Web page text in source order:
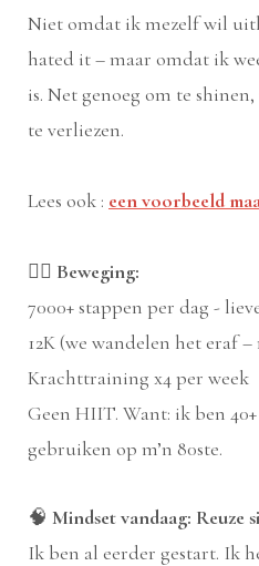
Niet omdat ik mezelf wil
hated it – maar omdat ik
is. Net genoeg om te
te verliezen.
Lees ook : een voorbeeld
🏃‍♀️ Beweging:
7000+ stappen per dag -
12K (we wandelen het eraf –
Krachttraining x4 per week
Geen HIIT. Want: ik ben
gebruiken op m’n 80ste.
🧠 Mindset vandaag: Reuze
Ik ben al eerder gestart. Ik